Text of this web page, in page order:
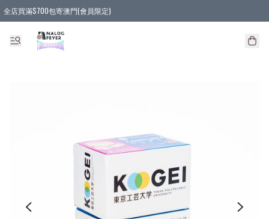
全店買滿$700包寄澳門(會員限定)
全店買滿3件貨品, 包寄順豐智能櫃/順豐站
全店買滿$580或5件貨品, 包寄順豐上門(會員限定)